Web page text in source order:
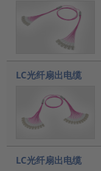
LC光纤扇出电缆
LC光纤扇出电缆